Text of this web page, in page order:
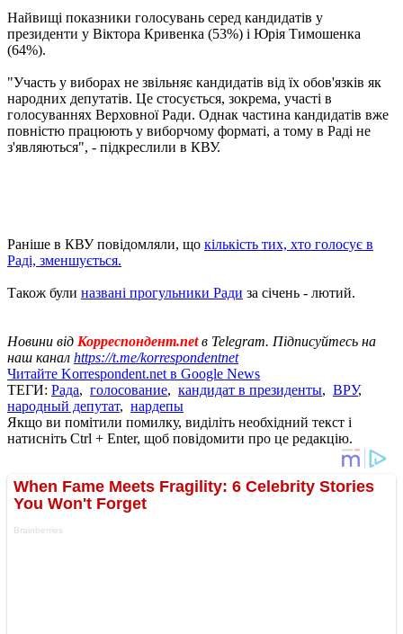
Найвищі показники голосувань серед кандидатів у
президенти у Віктора Кривенка (53%) і Юрія Тимошенка
(64%).
"Участь у виборах не звільняє кандидатів від їх обов'язків як
народних депутатів. Це стосується, зокрема, участі в
голосуваннях Верховної Ради. Однак частина кандидатів вже
повністю працюють у виборчому форматі, а тому в Раді не
з'являються", - підкреслили в КВУ.
Раніше в КВУ повідомляли, що кількість тих, хто голосує в
Раді, зменшується.
Також були названі прогульники Ради за січень - лютий.
Новини від Корреспондент.netв Telegram. Підписуйтесь на
наш канал https://t.me/korrespondentnet
Читайте Korrespondent.net в Google News
ТЕГИ: Рада, голосование, кандидат в президенты, ВРУ,
народный депутат, нардепы
Якщо ви помітили помилку, виділіть необхідний текст і
натисніть Ctrl + Enter, щоб повідомити про це редакцію.